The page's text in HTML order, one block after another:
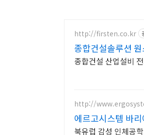
http://firsten.co.kr
종합건설솔루션
종합건설 산
http://
에르고시스템 바
북유럽 감성 인체공